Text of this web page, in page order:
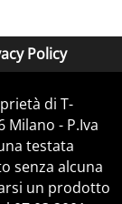
Policy
di T-
Milano - P.Iva
testata
senza alcuna
un prodotto